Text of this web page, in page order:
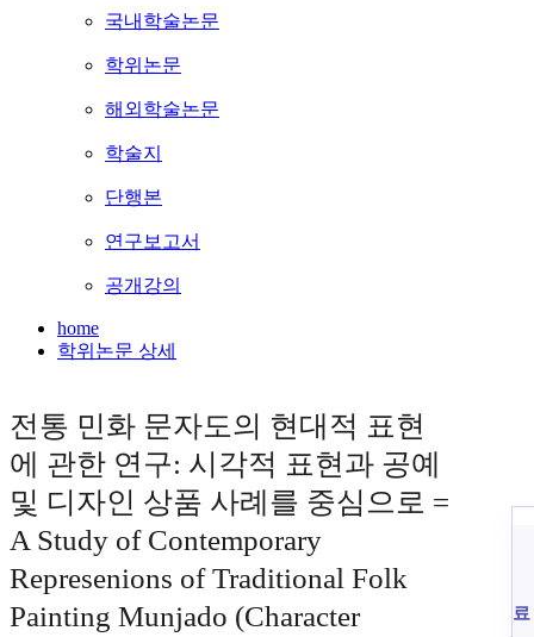
국내학술논문
학위논문
해외학술논문
학술지
단행본
연구보고서
공개강의
home
학위논문 상세
전통 민화 문자도의 현대적 표현
에 관한 연구: 시각적 표현과 공예
및 디자인 상품 사례를 중심으로 =
A Study of Contemporary
Represenions of Traditional Folk
Painting Munjado (Character
료